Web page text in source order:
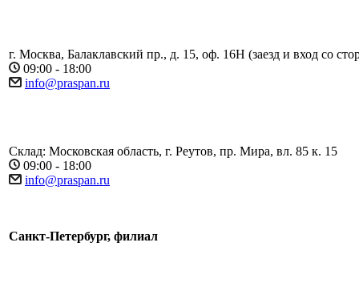
г. Москва, Балаклавский пр., д. 15, оф. 16Н (заезд и вход со
09:00 - 18:00
info@praspan.ru
Склад: Московская область, г. Реутов, пр. Мира, вл. 85 к. 15
09:00 - 18:00
info@praspan.ru
Санкт-Петербург, филиал